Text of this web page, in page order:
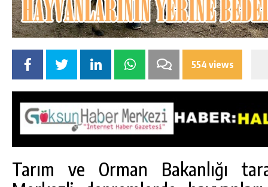
554 views
Tarım ve Orman Bakanlığı